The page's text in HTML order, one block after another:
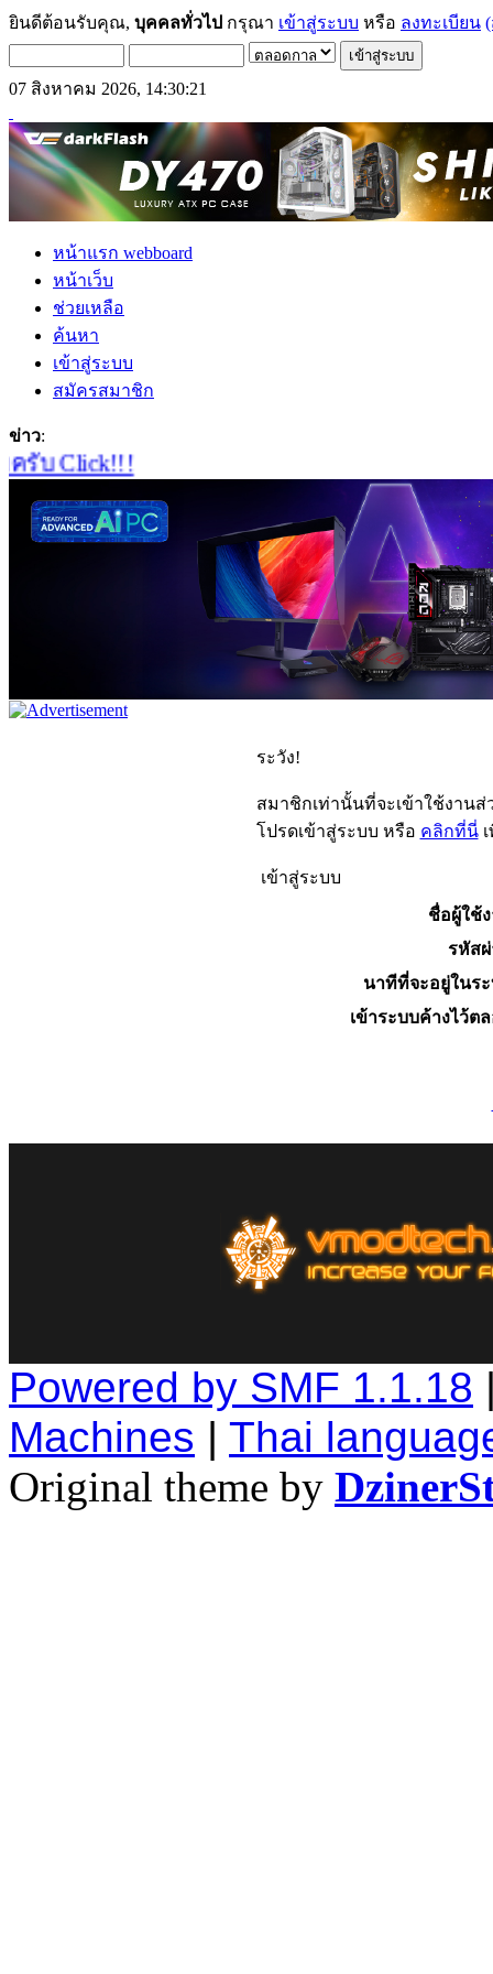
ยินดีต้อนรับคุณ, บุคคลทั่วไป กรุณา เข้าสู่ระบบ หรือ ลงทะเบียน
07 สิงหาคม 2026, 14:30:21
หน้าแรก webboard
หน้าเว็บ
ช่วยเหลือ
ค้นหา
เข้าสู่ระบบ
สมัครสมาชิก
ข่าว:
บ Click!!!
ระวัง!
สมาชิกเท่านั้นที่จะเข้าใช้งานส่
โปรดเข้าสู่ระบบ หรือ คลิกที่นี่เ
เข้าสู่ระบบ
ชื่อผู้ใช้
รหัส
นาทีที่จะอยู่ในร
เข้าระบบค้างไว้ต
Powered by SMF 1.1.18
Machines | Thai
Original theme by